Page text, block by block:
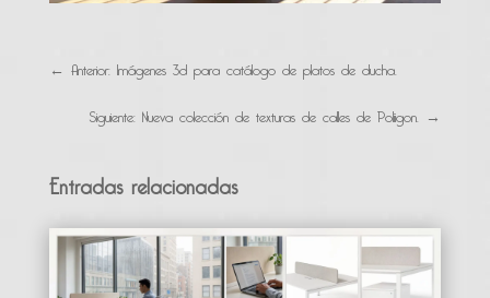
← Anterior: Imágenes 3d para catálogo de platos de ducha.
Siguiente: Nueva colección de texturas de calles de Poliigon. →
Entradas relacionadas